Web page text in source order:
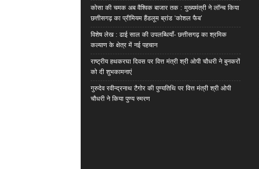
कोसा की चमक अब वैश्विक बाजार तक : मुख्यमंत्री ने लॉन्च किया
छत्तीसगढ़ का प्रीमियम हैंडलूम ब्रांड ‘कोशल फैब’
विशेष लेख : ढाई साल की उपलब्धियाँ- छत्तीसगढ़ का श्रमिक
कल्याण के क्षेत्र में नई पहचान
राष्ट्रीय हथकरघा दिवस पर वित्त मंत्री श्री ओपी चौधरी ने बुनकरों
को दी शुभकामनाएं
गुरुदेव रवीन्द्रनाथ टैगोर की पुण्यतिथि पर वित्त मंत्री श्री ओपी
चौधरी ने किया पुण्य स्मरण